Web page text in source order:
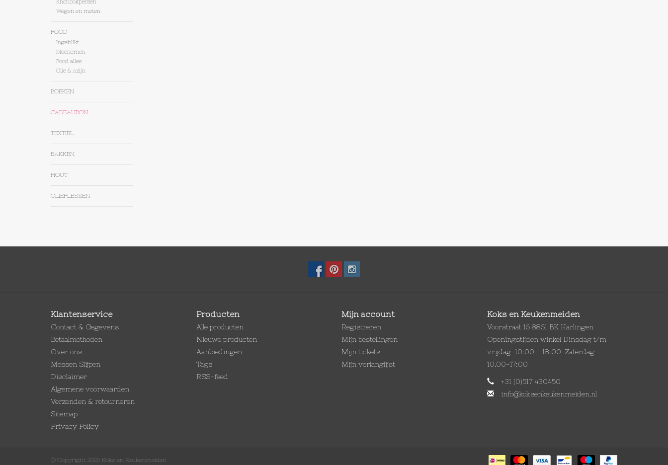
Knoflookpersen
Wegen en meten
FOOD
Ingeblikt
Meenemen
Food alles
Olie & Azijn
BOEKEN
CADEAUBON
TEXTIEL
BAKKEN
HOUT
OLIEFLESSEN
Klantenservice
Contact & Gegevens
Betaalmethoden
Over ons
Messen Slijpen
Disclaimer
Algemene voorwaarden
Verzenden & retourneren
Sitemap
Privacy Policy
Producten
Alle producten
Nieuwe producten
Aanbiedingen
Tags
RSS-feed
Mijn account
Registreren
Mijn bestellingen
Mijn tickets
Mijn verlanglijst
Koks en Keukenmeiden
Voorstraat 16 8861 BK Harlingen
Openingstijden winkel Dinsdag t/m
vrijdag 10:00 - 18:00 Zaterdag
10.00-17:00
+31 (0)517 430450
info@koksenkeukenmeiden.nl
© Copyright 2026 Koks en Keukenmeiden